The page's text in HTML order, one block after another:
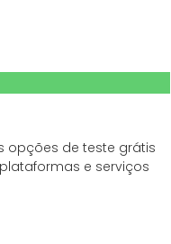
opções de teste grátis
e serviços